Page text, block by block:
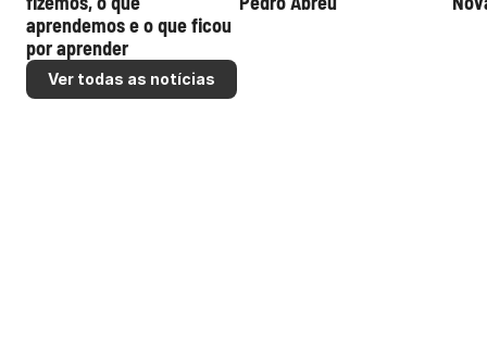
aprendemos e o que ficou
por aprender
Ver todas as notícias